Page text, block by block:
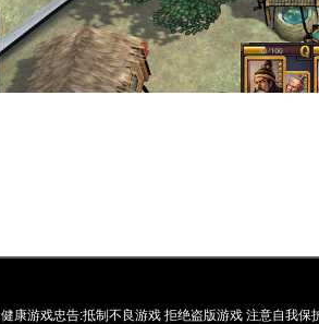
健康游戏忠告:抵制不良游戏 拒绝盗版游戏 注意自我